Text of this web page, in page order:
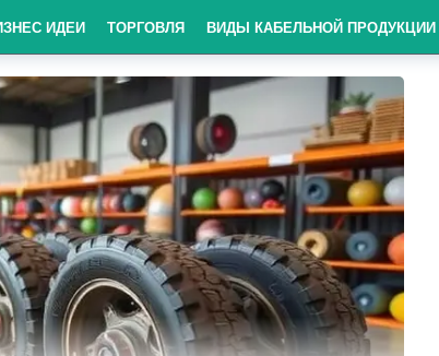
ИДЕИ ТОРГОВЛЯ ВИДЫ КАБЕЛЬНОЙ ПРОДУКЦИИ